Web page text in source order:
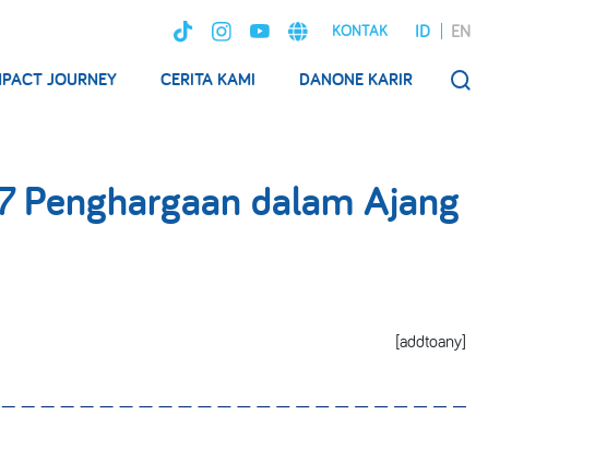
KONTAK ID EN
JOURNEY CERITA KAMI DANONE KARIR
Penghargaan dalam Ajang
[addtoany]